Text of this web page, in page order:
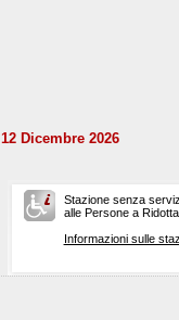
Dicembre 2026
Stazione senza
alle Persone a
Informazioni sulle